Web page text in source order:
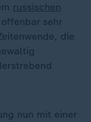
russischen
sehr
die
nun mit einer